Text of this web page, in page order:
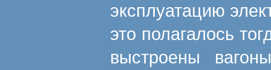
эксплуатацию
это полагалось
выстроены